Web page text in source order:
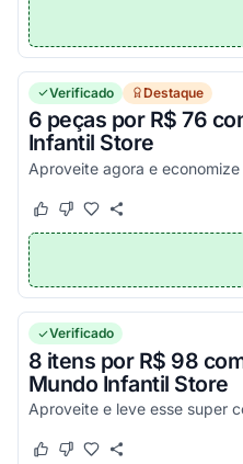
Verificado Destaque
6 peças por R$ 76
Infantil Store
Aproveite agora e
Este cupom funcionou
Este cupom não funcionou
Verificado
8 itens por R$ 98
Mundo Infantil Store
Este cupom funcionou
Este cupom não funcionou